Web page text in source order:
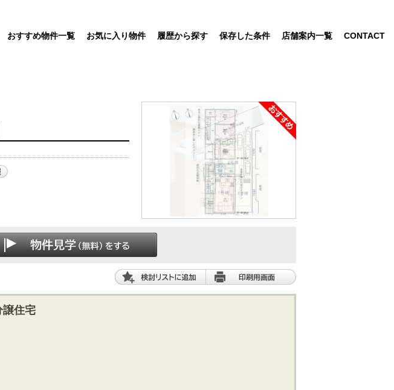
おすすめ物件一覧 お気に入り物件 履歴から探す 保存した条件 店舗案内一覧 CONTACT
譲住宅